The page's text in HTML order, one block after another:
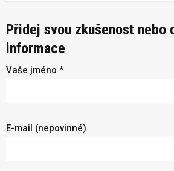
Přidej svou zkušenost nebo
informace
Vaše jméno *
E-mail (nepovinné)